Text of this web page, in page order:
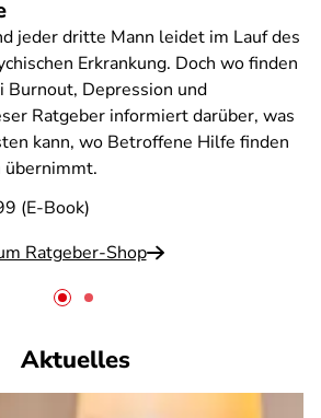
jeder dritte Mann leidet im Lauf des
Erkrankung. Doch wo finden
Depression und
Ratgeber informiert darüber, was
kann, wo Betroffene Hilfe finden
übernimmt.
(E-Book)
Ratgeber-Shop
Aktuelles